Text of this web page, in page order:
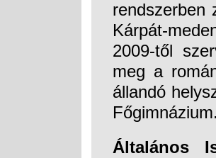
rendszerben
Kárpát-
2009-től
meg a
állandó
Általános